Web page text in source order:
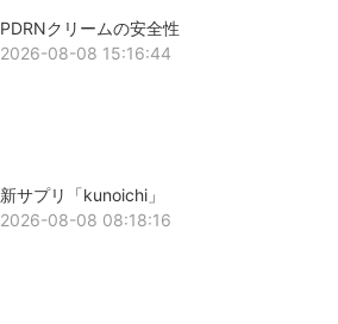
PDRNクリームの安全性
2026-08-08 15:16:44
新サプリ「kunoichi」
2026-08-08 08:18:16